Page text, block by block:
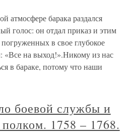
атмосфере барака раздался
голос: он отдал приказ и этим
в свое глубокое
«Все на выход!».Никому из нас
в бараке, потому что наши
боевой службы и
1758 – 1768.